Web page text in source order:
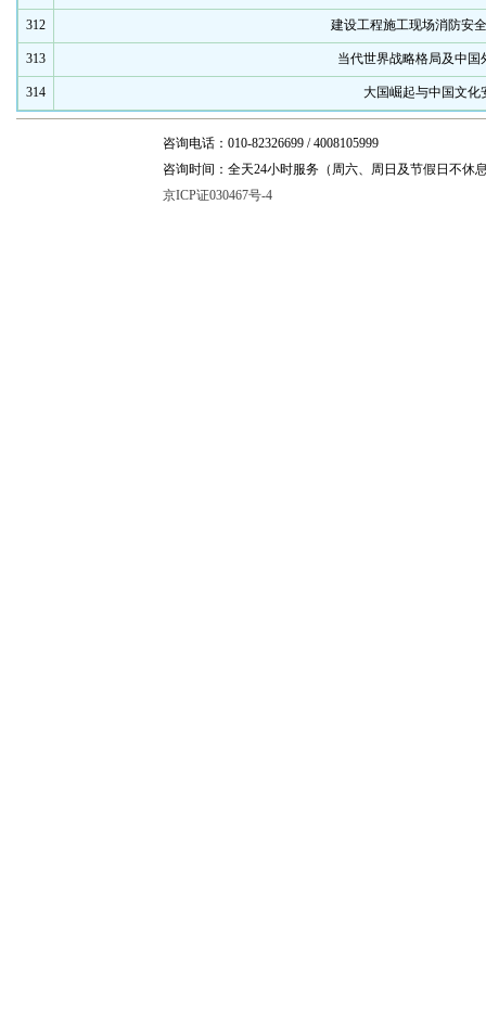
312 建设工程施工现场消防安
313 当代世界战略格局及中国
314 大国崛起与中国文化
咨询电话：010-82326699 / 4008105999
咨询时间：全天24小时服务（周六、周日及节假日不休
京ICP证030467号-4